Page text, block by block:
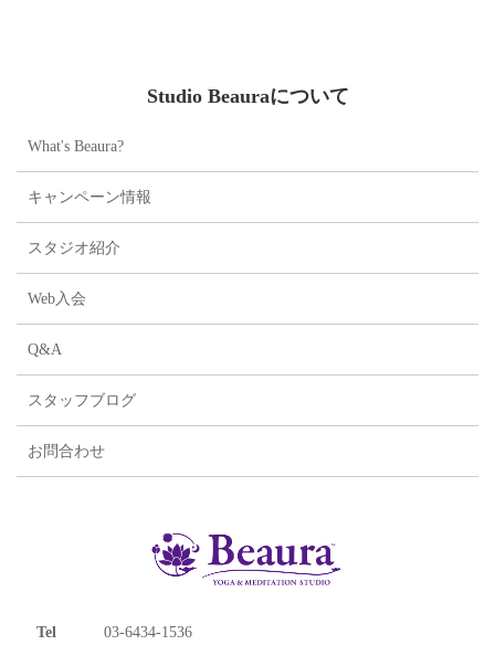
Studio Beauraについて
What's Beaura?
キャンペーン情報
スタジオ紹介
Web入会
Q&A
スタッフブログ
お問合わせ
Tel 03-6434-1536